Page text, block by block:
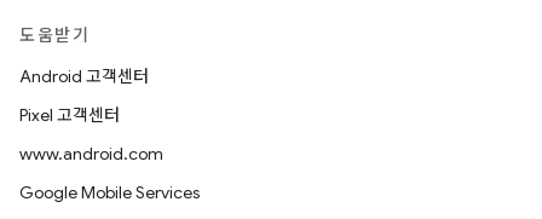
도움받기
Android 고객센터
Pixel 고객센터
www.android.com
Google Mobile Services